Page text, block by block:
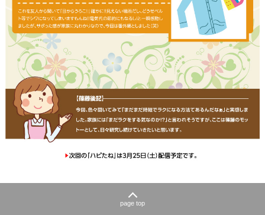
page top